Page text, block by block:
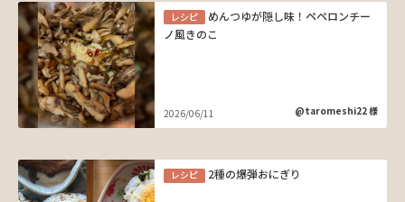
レシピ
めんつゆが隠し味！ペペロンチー
ノ風きのこ
2026/06/11 @taromeshi22 様
レシピ 2種の爆弾おにぎり